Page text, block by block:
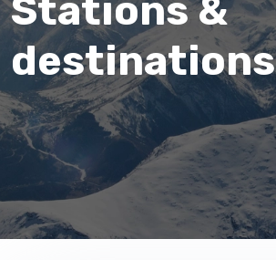
Stations &
destinations